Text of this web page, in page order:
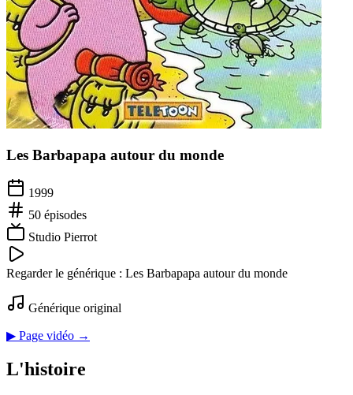
Les Barbapapa autour du monde
1999
50 épisodes
Studio Pierrot
Regarder le générique : Les Barbapapa autour du monde
Générique original
▶ Page vidéo →
L'histoire